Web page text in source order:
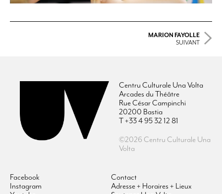
MARION FAYOLLE
SUIVANT
Centru Culturale Una Volta
Arcades du Théâtre
Rue César Campinchi
20200 Bastia
T +33 4 95 32 12 81
©2026 Centru Culturale Una
Volta
Facebook
Instagram
Contact
Adresse + Horaires + Lieux